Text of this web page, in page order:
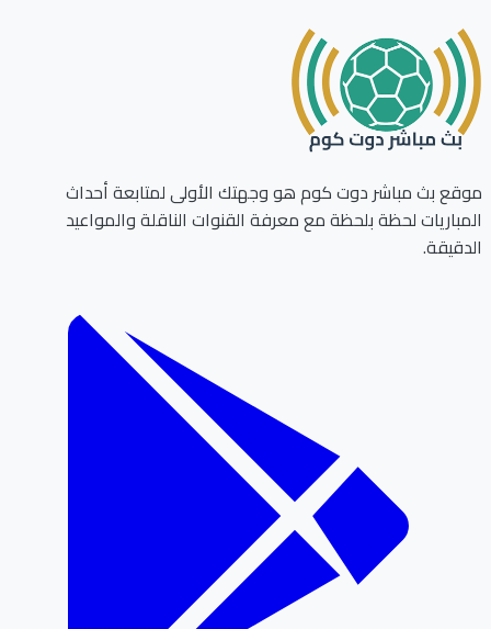
بث مباشر دوت كوم هو وجهتك الأولى لمتابعة أحداث
لحظة بلحظة مع معرفة القنوات الناقلة والمواعيد